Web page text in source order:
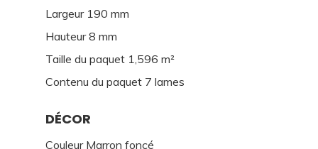
Largeur 190 mm
Hauteur 8 mm
Taille du paquet 1,596 m²
Contenu du paquet 7 lames
DÉCOR
Couleur Marron foncé